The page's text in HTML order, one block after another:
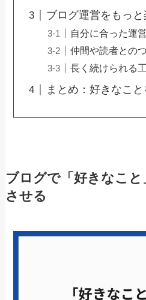
ブログ運営をもっ
自分に合った運
仲間や読者との
長く続けられる
まとめ：好きなこ
ブログで「好きなこ
させる